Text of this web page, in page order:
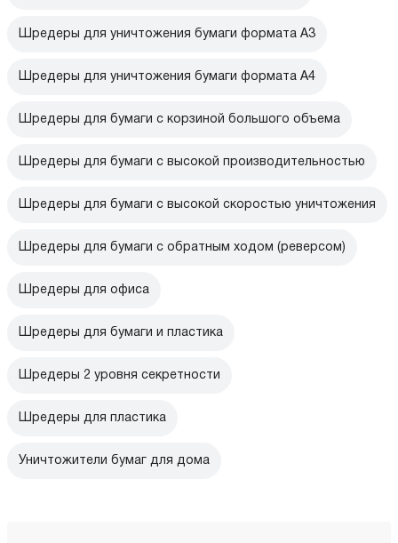
Шредеры для уничтожения бумаги формата А3
Шредеры для уничтожения бумаги формата А4
Шредеры для бумаги с корзиной большого объема
Шредеры для бумаги с высокой производительностью
Шредеры для бумаги с высокой скоростью уничтожения
Шредеры для бумаги с обратным ходом (реверсом)
Шредеры для офиса
Шредеры для бумаги и пластика
Шредеры 2 уровня секретности
Шредеры для пластика
Уничтожители бумаг для дома